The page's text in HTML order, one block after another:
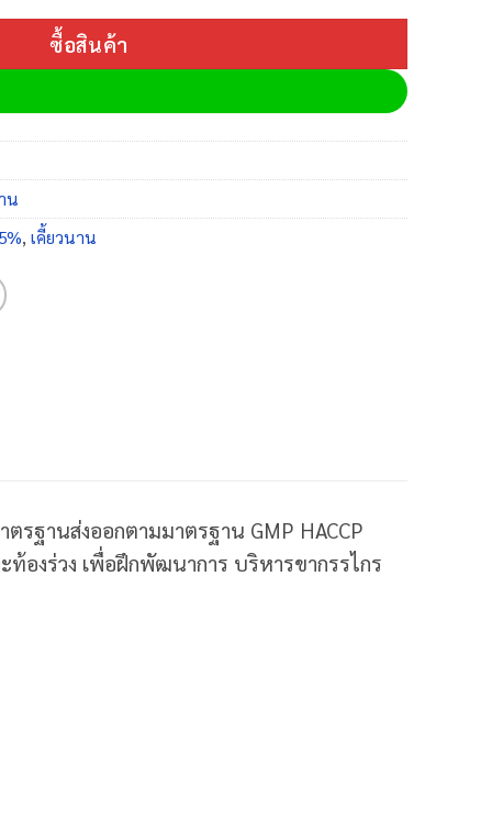
ซื้อสินค้า
น
, เคี้ยวนาน
ฐานส่งออกตามมาตรฐาน GMP HACCP
องร่วง เพื่อฝึกพัฒนาการ บริหารขากรรไกร